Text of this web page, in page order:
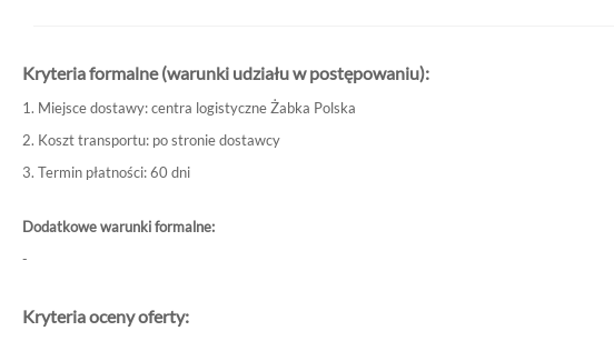
Kryteria formalne (warunki udziału w postępowaniu):
1. Miejsce dostawy: centra logistyczne Żabka Polska
2. Koszt transportu: po stronie dostawcy
3. Termin płatności: 60 dni
Dodatkowe warunki formalne:
-
Kryteria oceny oferty: